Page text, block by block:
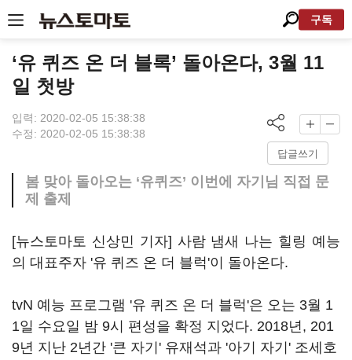
구독
‘유 퀴즈 온 더 블록’ 돌아온다, 3월 11
일 첫방
입력: 2020-02-05 15:38:38
수정: 2020-02-05 15:38:38
답글쓰기
봄 맞아 돌아오는 ‘유퀴즈’ 이번에 자기님 직접 문
제 출제
[뉴스토마토 신상민 기자] 사람 냄새 나는 힐링 예능
의 대표주자 '유 퀴즈 온 더 블럭'이 돌아온다.
tvN 예능 프로그램 '유 퀴즈 온 더 블럭'은 오는 3월 1
1일 수요일 밤 9시 편성을 확정 지었다. 2018년, 201
9년 지난 2년간 '큰 자기 ' 유재석과 '아기 자기 ' 조세호